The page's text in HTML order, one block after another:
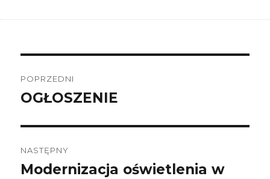
wpisu
POPRZEDNI
Poprzedni
OGŁOSZENIE
NASTĘPNY
Następny
Modernizacja oświetlenia w